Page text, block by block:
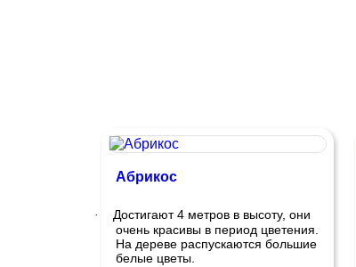
Абрикос
·
Достигают 4 метров в высоту, они
очень красивы в период цветения.
На дереве распускаются большие
белые цветы.